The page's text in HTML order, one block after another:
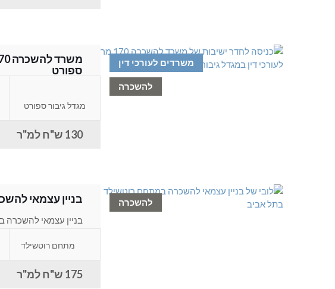
משרדים לעורכי דין
להשכרה
ספורט
משרד מהמם ומיוחד
מגדל גיבור ספורט
130 ש"ח למ"ר
להשכרה בניין עצמאי
בניין עצמאי להשכרה
מתחם רוטשילד
175 ש"ח למ"ר